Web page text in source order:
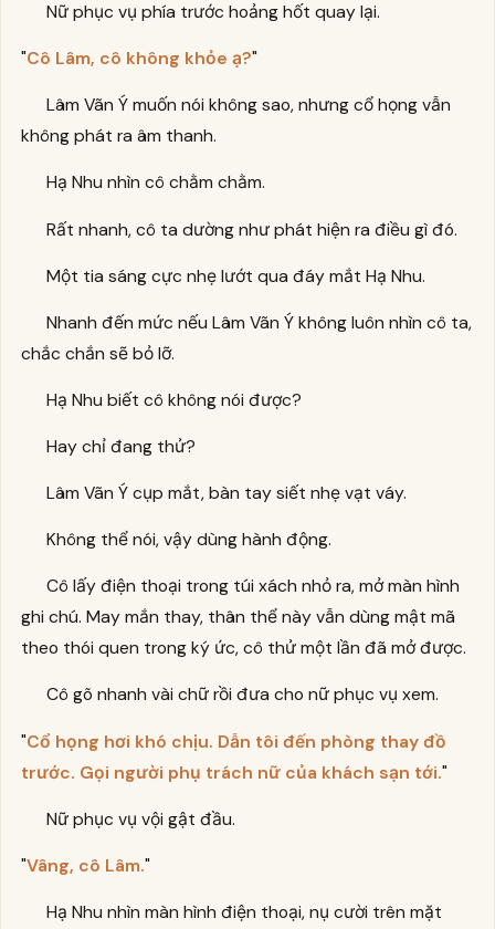
Nữ phục vụ phía trước hoảng hốt quay lại.
"Cô Lâm, cô không khỏe ạ?"
Lâm Vãn Ý muốn nói không sao, nhưng cổ họng vẫn
không phát ra âm thanh.
Hạ Nhu nhìn cô chằm chằm.
Rất nhanh, cô ta dường như phát hiện ra điều gì đó.
Một tia sáng cực nhẹ lướt qua đáy mắt Hạ Nhu.
Nhanh đến mức nếu Lâm Vãn Ý không luôn nhìn cô ta,
chắc chắn sẽ bỏ lỡ.
Hạ Nhu biết cô không nói được?
Hay chỉ đang thử?
Lâm Vãn Ý cụp mắt, bàn tay siết nhẹ vạt váy.
Không thể nói, vậy dùng hành động.
Cô lấy điện thoại trong túi xách nhỏ ra, mở màn hình
ghi chú. May mắn thay, thân thể này vẫn dùng mật mã
theo thói quen trong ký ức, cô thử một lần đã mở được.
Cô gõ nhanh vài chữ rồi đưa cho nữ phục vụ xem.
"Cổ họng hơi khó chịu. Dẫn tôi đến phòng thay đồ
trước. Gọi người phụ trách nữ của khách sạn tới."
Nữ phục vụ vội gật đầu.
"Vâng, cô Lâm."
Hạ Nhu nhìn màn hình điện thoại, nụ cười trên mặt